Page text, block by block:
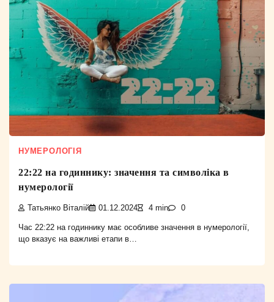
НУМЕРОЛОГІЯ
22:22 на годиннику: значення та символіка в
нумерології
Татьянко Віталій 01.12.2024 4 min 0
Час 22:22 на годиннику має особливе значення в нумерології,
що вказує на важливі етапи в…